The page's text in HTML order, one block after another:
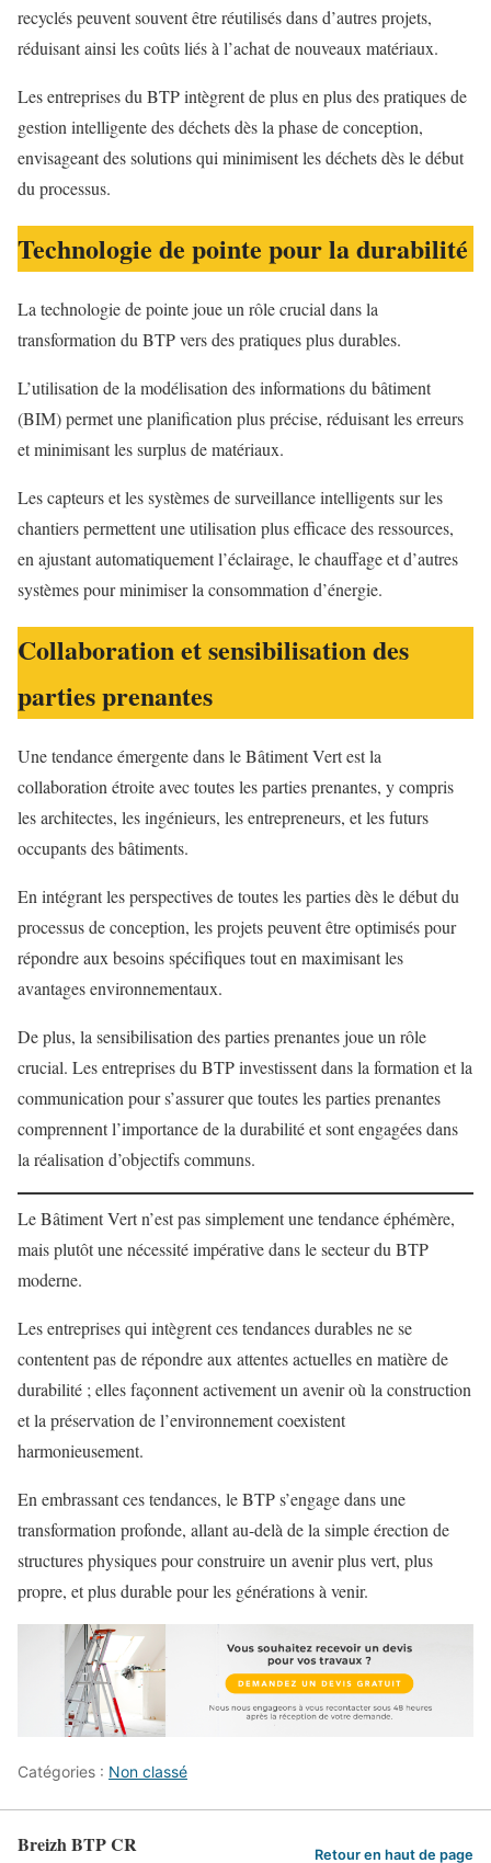
recyclés peuvent souvent être réutilisés dans d’autres projets,
réduisant ainsi les coûts liés à l’achat de nouveaux matériaux.
Les entreprises du BTP intègrent de plus en plus des pratiques de
gestion intelligente des déchets dès la phase de conception,
envisageant des solutions qui minimisent les déchets dès le début
du processus.
Technologie de pointe pour la durabilité
La technologie de pointe joue un rôle crucial dans la
transformation du BTP vers des pratiques plus durables.
L’utilisation de la modélisation des informations du bâtiment
(BIM) permet une planification plus précise, réduisant les erreurs
et minimisant les surplus de matériaux.
Les capteurs et les systèmes de surveillance intelligents sur les
chantiers permettent une utilisation plus efficace des ressources,
en ajustant automatiquement l’éclairage, le chauffage et d’autres
systèmes pour minimiser la consommation d’énergie.
Collaboration et sensibilisation des
parties prenantes
Une tendance émergente dans le Bâtiment Vert est la
collaboration étroite avec toutes les parties prenantes, y compris
les architectes, les ingénieurs, les entrepreneurs, et les futurs
occupants des bâtiments.
En intégrant les perspectives de toutes les parties dès le début du
processus de conception, les projets peuvent être optimisés pour
répondre aux besoins spécifiques tout en maximisant les
avantages environnementaux.
De plus, la sensibilisation des parties prenantes joue un rôle
crucial. Les entreprises du BTP investissent dans la formation et la
communication pour s’assurer que toutes les parties prenantes
comprennent l’importance de la durabilité et sont engagées dans
la réalisation d’objectifs communs.
Le Bâtiment Vert n’est pas simplement une tendance éphémère,
mais plutôt une nécessité impérative dans le secteur du BTP
moderne.
Les entreprises qui intègrent ces tendances durables ne se
contentent pas de répondre aux attentes actuelles en matière de
durabilité ; elles façonnent activement un avenir où la construction
et la préservation de l’environnement coexistent
harmonieusement.
En embrassant ces tendances, le BTP s’engage dans une
transformation profonde, allant au-delà de la simple érection de
structures physiques pour construire un avenir plus vert, plus
propre, et plus durable pour les générations à venir.
Catégories : Non classé
Breizh BTP CR Retour en haut de page